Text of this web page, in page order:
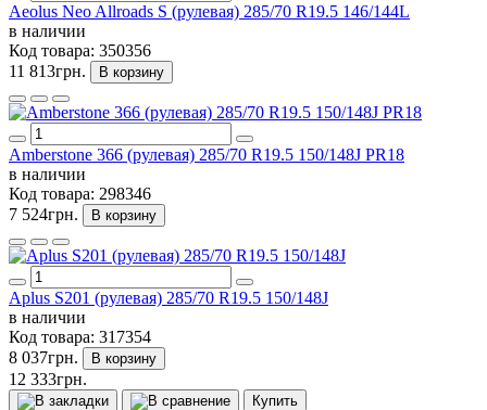
Aeolus Neo Allroads S (рулевая) 285/70 R19.5 146/144L
в наличии
Код товара: 350356
11 813грн.
В корзину
Amberstone 366 (рулевая) 285/70 R19.5 150/148J PR18
в наличии
Код товара: 298346
7 524грн.
В корзину
Aplus S201 (рулевая) 285/70 R19.5 150/148J
в наличии
Код товара: 317354
8 037грн.
В корзину
12 333грн.
Купить